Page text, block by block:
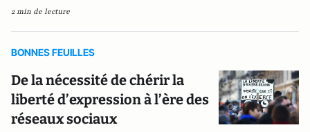
2 min de lecture
BONNES FEUILLES
De la nécessité de chérir la
liberté d’expression à l’ère des
réseaux sociaux